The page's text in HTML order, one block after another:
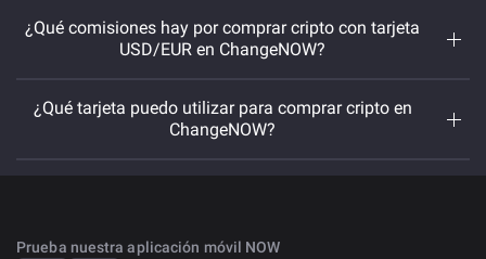
actualizar el cliente y desactivar algunas monedas.
Tan pronto como las volvamos a activar, recibirá
demasiadas transacciones esperando a ser
incluidas en la cadena de bloques, y la suya
que esperar un poco más.
¿Qué comisiones hay por comprar cripto con tarjeta
USD/EUR en ChangeNOW?
¿Qué tarjeta puedo utilizar para comprar cripto en
ChangeNOW?
Prueba nuestra aplicación móvil NOW